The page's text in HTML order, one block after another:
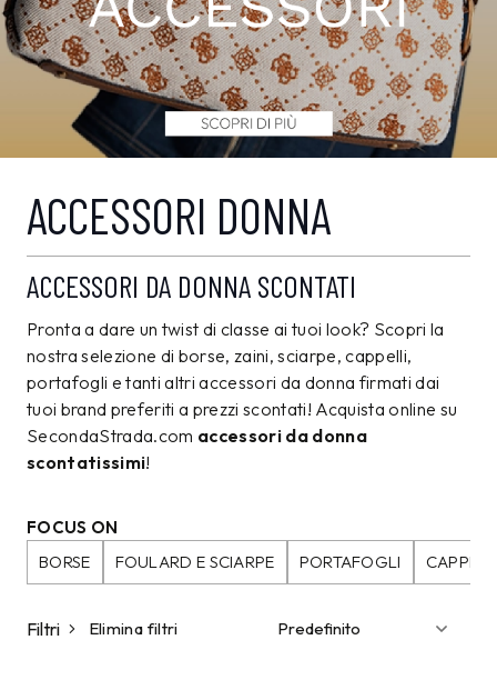
ACCESSORI DONNA
ACCESSORI DA DONNA SCONTATI
Pronta a dare un twist di classe ai tuoi look? Scopri la
nostra selezione di borse, zaini, sciarpe, cappelli,
portafogli e tanti altri accessori da donna firmati dai
tuoi brand preferiti a prezzi scontati! Acquista online su
SecondaStrada.com accessori da donna
scontatissimi!
FOCUS ON
BORSE
FOULARD E SCIARPE PORTAFOGLI
Filtri Elimina filtri